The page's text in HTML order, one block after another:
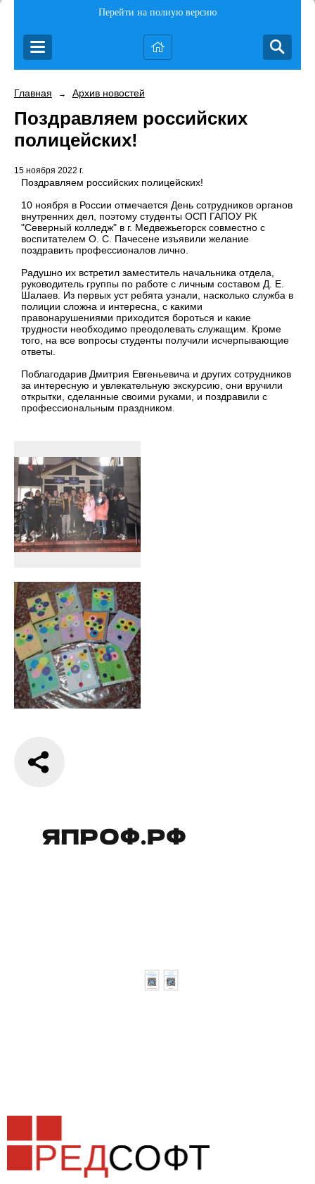
Перейти на полную версию
Главная → Архив новостей
Поздравляем российских
полицейских!
15 ноября 2022 г.
Поздравляем российских полицейских!
10 ноября в России отмечается День сотрудников органов
внутренних дел, поэтому студенты ОСП ГАПОУ РК
"Северный колледж" в г. Медвежьегорск совместно с
воспитателем О. С. Пачесене изъявили желание
поздравить профессионалов лично.
Радушно их встретил заместитель начальника отдела,
руководитель группы по работе с личным составом Д. Е.
Шалаев. Из первых уст ребята узнали, насколько служба в
полиции сложна и интересна, с какими
правонарушениями приходится бороться и какие
трудности необходимо преодолевать служащим. Кроме
того, на все вопросы студенты получили исчерпывающие
ответы.
Поблагодарив Дмитрия Евгеньевича и других сотрудников
за интересную и увлекательную экскурсию, они вручили
открытки, сделанные своими руками, и поздравили с
профессиональным праздником.